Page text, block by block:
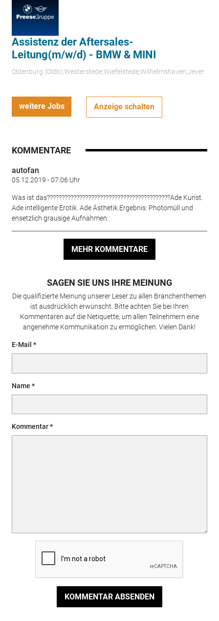
Assistenz der Aftersales-
Leitung(m/w/d) - BMW & MINI
Oldenburg (Oldb);Westerstede;Wiefelstede;Wilhelmshaven;Jever
weitere Jobs Anzeige schalten
KOMMENTARE
autofan
05.12.2019 - 07:06 Uhr
Was ist das??????????????????????????????????????????Ade Kunst.
Ade intelligente Erotik. Ade Ästhetik.Ergebnis: Photomüll und
ensetzlich grausige Aufnahmen.
MEHR KOMMENTARE
SAGEN SIE UNS IHRE MEINUNG
Die qualifizierte Meinung unserer Leser zu allen Branchenthemen
ist ausdrücklich erwünscht. Bitte achten Sie bei Ihren
Kommentaren auf die Netiquette, um allen Teilnehmern eine
angenehme Kommunikation zu ermöglichen. Vielen Dank!
E-Mail
Name
Kommentar
KOMMENTAR ABSENDEN